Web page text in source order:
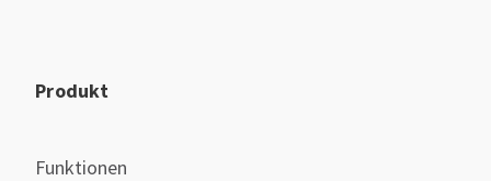
Produkt
Funktionen